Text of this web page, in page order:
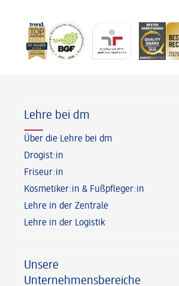
Lehre bei dm
Über die Lehre bei dm
Drogist:in
Friseur:in
Kosmetiker:in & Fußpfleger:in
Lehre in der Zentrale
Lehre in der Logistik
Unsere
Unternehmensbereiche